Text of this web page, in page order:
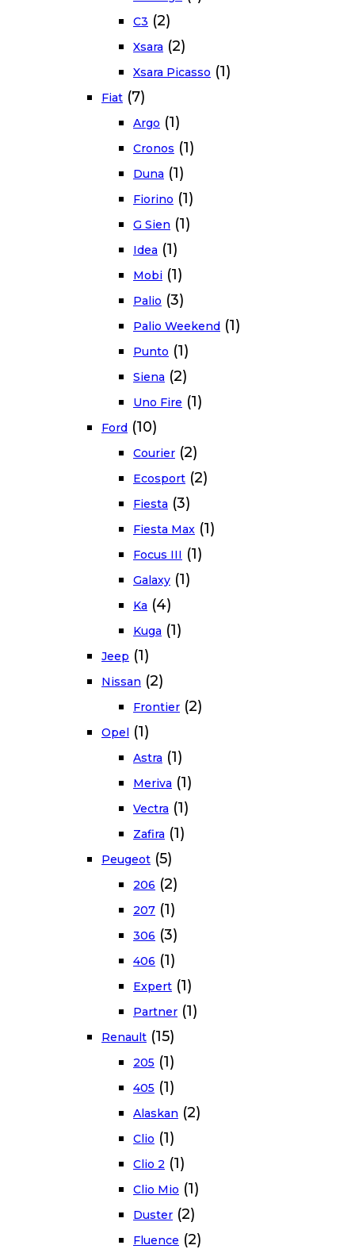
C3 (2)
Xsara (2)
Xsara Picasso (1)
Fiat (7)
Argo (1)
Cronos (1)
Duna (1)
Fiorino (1)
G Sien (1)
Idea (1)
Mobi (1)
Palio (3)
Palio Weekend (1)
Punto (1)
Siena (2)
Uno Fire (1)
Ford (10)
Courier (2)
Ecosport (2)
Fiesta (3)
Fiesta Max (1)
Focus III (1)
Galaxy (1)
Ka (4)
Kuga (1)
Jeep (1)
Nissan (2)
Frontier (2)
Opel (1)
Astra (1)
Meriva (1)
Vectra (1)
Zafira (1)
Peugeot (5)
206 (2)
207 (1)
306 (3)
406 (1)
Expert (1)
Partner (1)
Renault (15)
205 (1)
405 (1)
Alaskan (2)
Clio (1)
Clio 2 (1)
Clio Mio (1)
Duster (2)
Fluence (2)